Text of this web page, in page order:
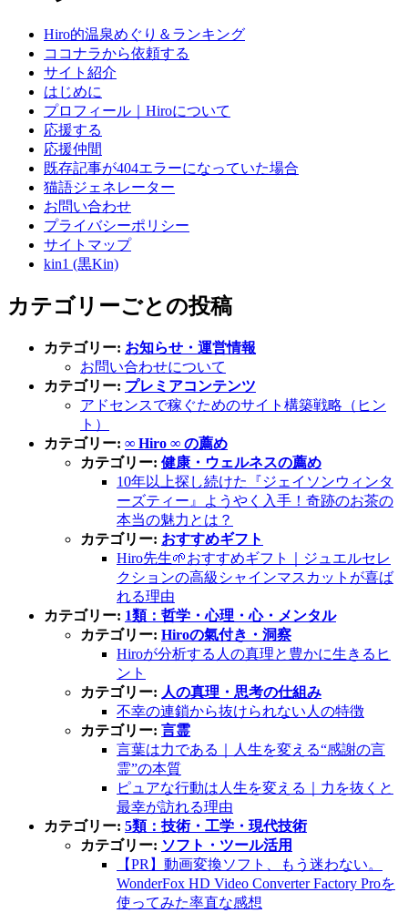
Hiro的温泉めぐり＆ランキング
ココナラから依頼する
サイト紹介
はじめに
プロフィール｜Hiroについて
応援する
応援仲間
既存記事が404エラーになっていた場合
猫語ジェネレーター
お問い合わせ
プライバシーポリシー
サイトマップ
kin1 (黒Kin)
カテゴリーごとの投稿
カテゴリー: お知らせ・運営情報
お問い合わせについて
カテゴリー: プレミアコンテンツ
アドセンスで稼ぐためのサイト構築戦略（ヒン
ト）
カテゴリー: ∞ Hiro ∞ の薦め
カテゴリー: 健康・ウェルネスの薦め
10年以上探し続けた『ジェイソンウィンタ
ーズティー』ようやく入手！奇跡のお茶の
本当の魅力とは？
カテゴリー: おすすめギフト
Hiro先生🌱おすすめギフト｜ジュエルセレ
クションの高級シャインマスカットが喜ば
れる理由
カテゴリー: 1類：哲学・心理・心・メンタル
カテゴリー: Hiroの氣付き・洞察
Hiroが分析する人の真理と豊かに生きるヒ
ント
カテゴリー: 人の真理・思考の仕組み
不幸の連鎖から抜けられない人の特徴
カテゴリー: 言霊
言葉は力である｜人生を変える“感謝の言
霊”の本質
ピュアな行動は人生を変える｜力を抜くと
最幸が訪れる理由
カテゴリー: 5類：技術・工学・現代技術
カテゴリー: ソフト・ツール活用
【PR】動画変換ソフト、もう迷わない。
WonderFox HD Video Converter Factory Proを
使ってみた率直な感想